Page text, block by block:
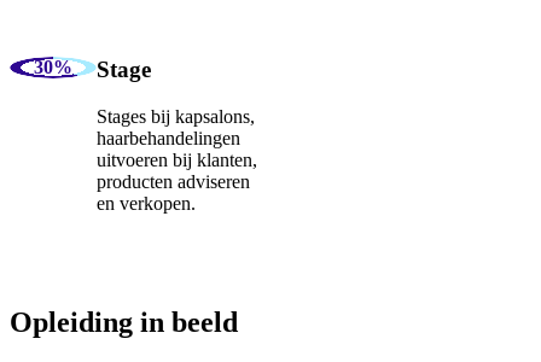
Stage
Stages bij kapsalons,
haarbehandelingen
uitvoeren bij klanten,
producten adviseren
en verkopen.
Opleiding in beeld